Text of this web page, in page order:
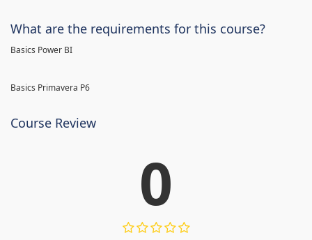
What are the requirements for this course?
Basics Power BI
Basics Primavera P6
Course Review
0